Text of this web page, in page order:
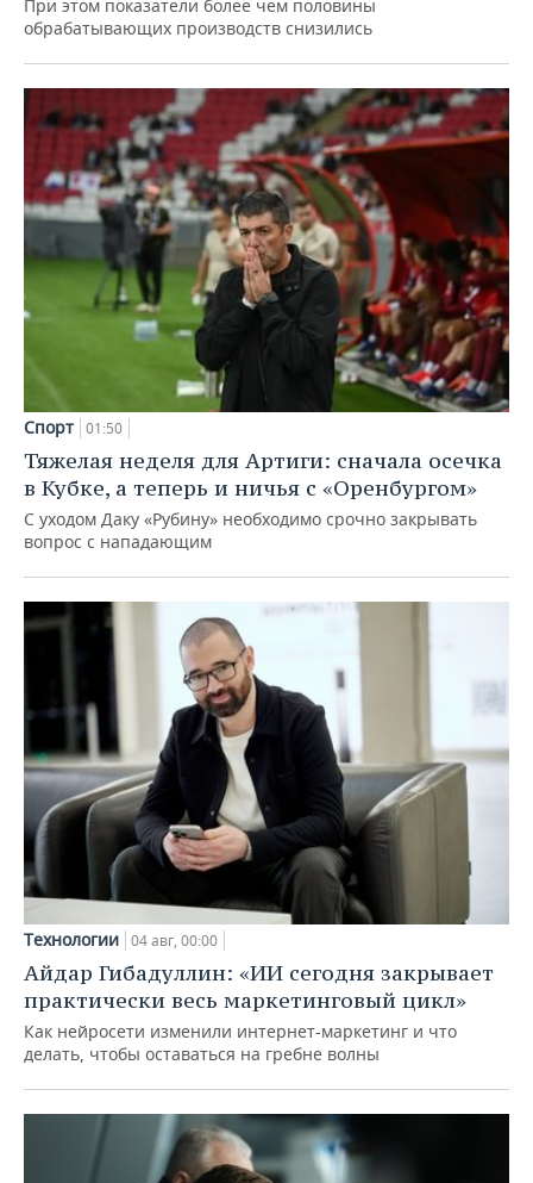
При этом показатели более чем половины
обрабатывающих производств снизились
Спорт 01:50
Тяжелая неделя для Артиги: сначала осечка
в Кубке, а теперь и ничья с «Оренбургом»
С уходом Даку «Рубину» необходимо срочно закрывать
вопрос с нападающим
Технологии 04 авг, 00:00
Айдар Гибадуллин: «ИИ сегодня закрывает
практически весь маркетинговый цикл»
Как нейросети изменили интернет-маркетинг и что
делать, чтобы оставаться на гребне волны